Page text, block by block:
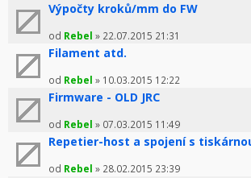
Výpočty kroků/mm do FW
od Rebel » 22.07.2015 21:31
Filament atd.
od Rebel » 10.03.2015 12:22
Firmware - OLD JRC
od Rebel » 07.03.2015 11:49
Repetier-host a spojení s
od Rebel » 28.02.2015 23:39